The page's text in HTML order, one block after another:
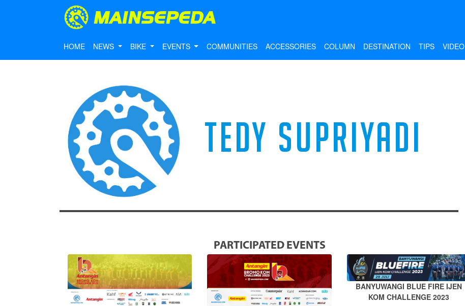
HOME NEWS BIKE EVENTS COMMUNITIES ACCESSORIES COLUMN DESTINATION TIPS VIDEO
TEDY SUPRIYADI
PARTICIPATED EVENTS
BANYUWANGI BLUE FIRE IJEN
KOM CHALLENGE 2023